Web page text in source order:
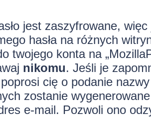
jest zaszyfrowane,
hasła na różnych
twojego konta na
nikomu. Jeśli je
cię o podanie
zostanie
e-mail. Pozwoli ono